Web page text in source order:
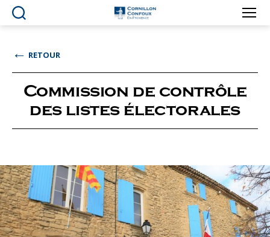
Ville
en
Provence
← RETOUR
Commission de contrôle
des listes électorales